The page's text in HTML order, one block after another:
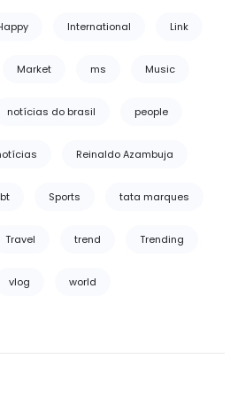
International Link
Market ms Music
notícias do brasil people
Reinaldo Azambuja
Sports tata marques
Travel trend Trending
vlog world